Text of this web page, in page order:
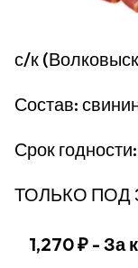
с/к
Состав:
Срок
ТОЛЬКО ПОД
1,270 ₽ - За